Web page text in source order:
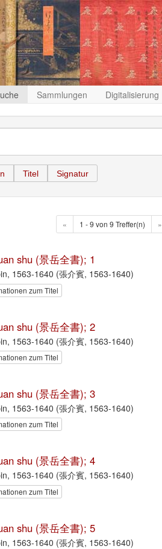
Sammlungen Digitalisierung
Titel Signatur
« 1 - 9 von 9 Treffer(n) »
shu (景岳全書); 1
1563-1640 (張介賓, 1563-1640)
zum Titel
shu (景岳全書); 2
1563-1640 (張介賓, 1563-1640)
zum Titel
shu (景岳全書); 3
1563-1640 (張介賓, 1563-1640)
zum Titel
shu (景岳全書); 4
1563-1640 (張介賓, 1563-1640)
zum Titel
shu (景岳全書); 5
1563-1640 (張介賓, 1563-1640)